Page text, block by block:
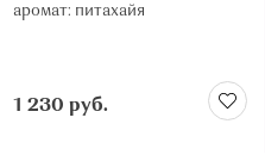
аромат: питахайя
1 230 руб.